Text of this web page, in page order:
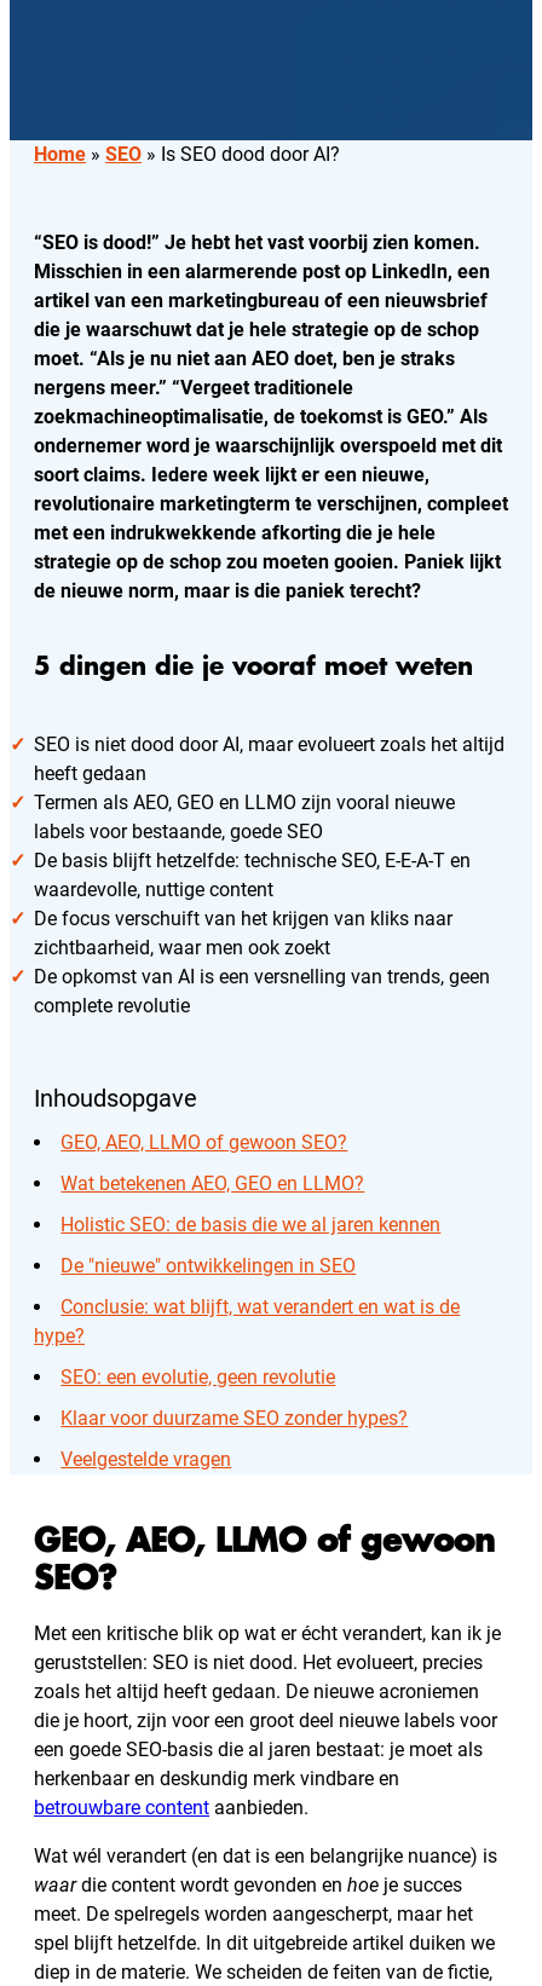
Home » SEO » Is SEO dood door AI?
“SEO is dood!” Je hebt het vast voorbij zien komen.
Misschien in een alarmerende post op LinkedIn, een
artikel van een marketingbureau of een nieuwsbrief
die je waarschuwt dat je hele strategie op de schop
moet. “Als je nu niet aan AEO doet, ben je straks
nergens meer.” “Vergeet traditionele
zoekmachineoptimalisatie, de toekomst is GEO.” Als
ondernemer word je waarschijnlijk overspoeld met dit
soort claims. Iedere week lijkt er een nieuwe,
revolutionaire marketingterm te verschijnen, compleet
met een indrukwekkende afkorting die je hele
strategie op de schop zou moeten gooien. Paniek lijkt
de nieuwe norm, maar is die paniek terecht?
5 dingen die je vooraf moet weten
SEO is niet dood door AI, maar evolueert zoals het altijd
heeft gedaan
Termen als AEO, GEO en LLMO zijn vooral nieuwe
labels voor bestaande, goede SEO
De basis blijft hetzelfde: technische SEO, E-E-A-T en
waardevolle, nuttige content
De focus verschuift van het krijgen van kliks naar
zichtbaarheid, waar men ook zoekt
De opkomst van AI is een versnelling van trends, geen
complete revolutie
Inhoudsopgave
GEO, AEO, LLMO of gewoon SEO?
Wat betekenen AEO, GEO en LLMO?
Holistic SEO: de basis die we al jaren kennen
De "nieuwe" ontwikkelingen in SEO
Conclusie: wat blijft, wat verandert en wat is de
hype?
SEO: een evolutie, geen revolutie
Klaar voor duurzame SEO zonder hypes?
Veelgestelde vragen
GEO, AEO, LLMO of gewoon
SEO?
Met een kritische blik op wat er écht verandert, kan ik je
geruststellen: SEO is niet dood. Het evolueert, precies
zoals het altijd heeft gedaan. De nieuwe acroniemen
die je hoort, zijn voor een groot deel nieuwe labels voor
een goede SEO-basis die al jaren bestaat: je moet als
herkenbaar en deskundig merk vindbare en
betrouwbare content aanbieden.
Wat wél verandert (en dat is een belangrijke nuance) is
waardie content wordt gevonden en hoe je succes
meet. De spelregels worden aangescherpt, maar het
spel blijft hetzelfde. In dit uitgebreide artikel duiken we
diep in de materie. We scheiden de feiten van de fictie,